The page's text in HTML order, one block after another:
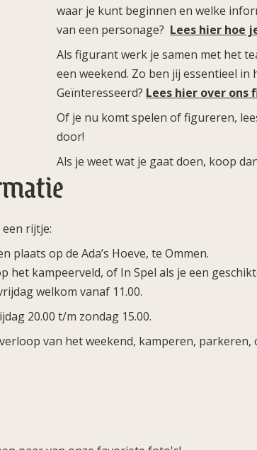
waar je kunt beginnen en welke
van een personage? Lees hier hoe
Als figurant werk je samen met het
een weekend. Zo ben jij essentieel
Geïnteresseerd? Lees hier over
Of je nu komt spelen of figureren,
door!
Als je weet wat je gaat doen, koop
rijtje:
plaats op de Ada’s Hoeve, te Ommen.
het kampeerveld, of In Spel als je een
welkom vanaf 11.00.
20.00 t/m zondag 15.00.
van het weekend, kamperen, parkeren,